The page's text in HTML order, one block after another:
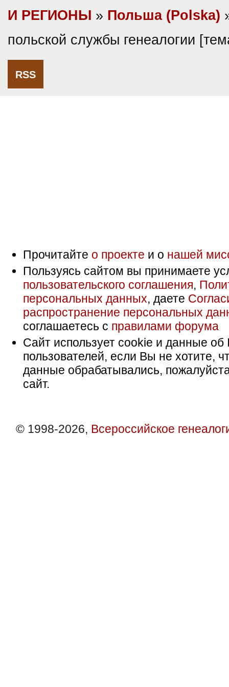
И РЕГИОНЫ » Польша (Polska)
польской службы генеалогии
RSS
Прочитайте о проекте и о нашей
Пользуясь сайтом вы принимаете
пользовательского соглашения,
персональных данных, даете
распространение персональных
соглашаетесь с правилами форума
Сайт использует cookie и данные об
пользователей, если Вы не хотите,
данные обрабатывались,
сайт.
© 1998-2026, Всероссийское